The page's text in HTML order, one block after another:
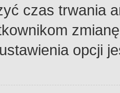
czas trwania
opcji